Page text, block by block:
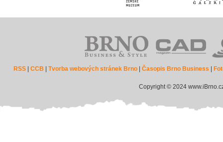
RSS |CCB |Tvorba webových stránek Brno |Časopis Brno Business
Copyright © 2024